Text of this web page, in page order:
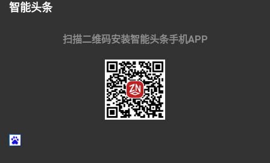
智能头条
扫描二维码安装智能头条手机APP